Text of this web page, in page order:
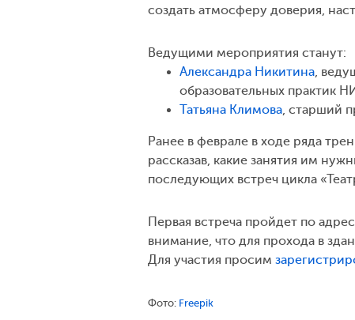
создать атмосферу доверия,
Ведущими мероприятия станут:
Александра Никитина ,
образовательных практик
Татьяна Климова , старший
Ранее в феврале в ходе ряда
рассказав, какие занятия им
последующих встреч цикла
Первая встреча пройдет по
внимание, что для прохода в
Для участия просим
Фото: Freepik